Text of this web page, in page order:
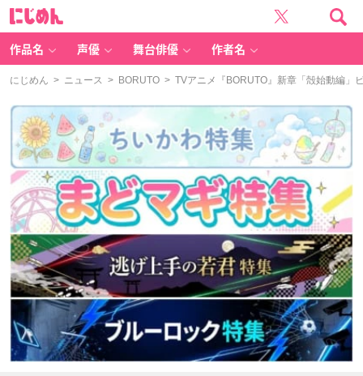
作品名 声優 舞台俳優 作者名
にじめん > ニュース > BORUTO > TVアニメ『BORUTO』新章「殻始動編」